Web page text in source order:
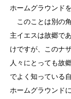
ホームグラウンド
このことは別の
主イエスは故郷で
けですが、このナ
人々にとっても故
でよく知っている
ホームグラウンド